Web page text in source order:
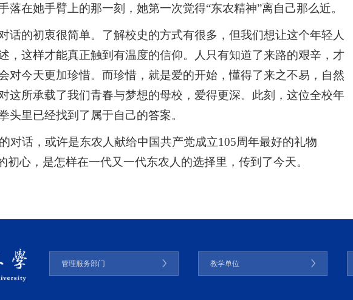
落在她手臂上的那一刻，她第一次觉得“东农精神”离自己那么近。
话的初衷很简单。了解校史的方式有很多，但我们想让这个年轻人
，这样才能真正触到有温度的信仰。人只有知道了来路的艰辛，才
对今天更加珍惜。而珍惜，就是爱的开始，懂得了来之不易，自然
这所承载了我们青春与梦想的母校，爱得更深。此刻，这位全校年
头里已经找到了属于自己的答案。
对话，或许是东农人献给中国共产党成立105周年最好的礼物
心，是怎样在一代又一代东农人的选择里，传到了今天。
管理服务部门 教学单位